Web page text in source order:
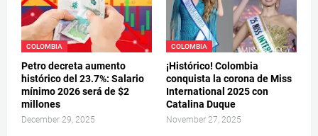
COLOMBIA
Petro decreta aumento
histórico del 23.7%: Salario
mínimo 2026 será de $2
millones
December 29, 2025
COLOMBIA
¡Histórico! Colombia
conquista la corona de Miss
International 2025 con
Catalina Duque
November 27, 2025